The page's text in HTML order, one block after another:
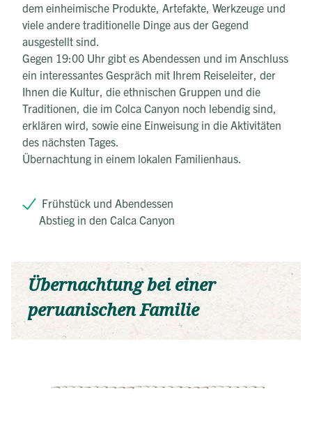
dem einheimische Produkte, Artefakte, Werkzeuge und
viele andere traditionelle Dinge aus der Gegend
ausgestellt sind.
Gegen 19:00 Uhr gibt es Abendessen und im Anschluss
ein interessantes Gespräch mit Ihrem Reiseleiter, der
Ihnen die Kultur, die ethnischen Gruppen und die
Traditionen, die im Colca Canyon noch lebendig sind,
erklären wird, sowie eine Einweisung in die Aktivitäten
des nächsten Tages.
Übernachtung in einem lokalen Familienhaus.
Frühstück und Abendessen
Abstieg in den Calca Canyon
Übernachtung bei einer
peruanischen Familie